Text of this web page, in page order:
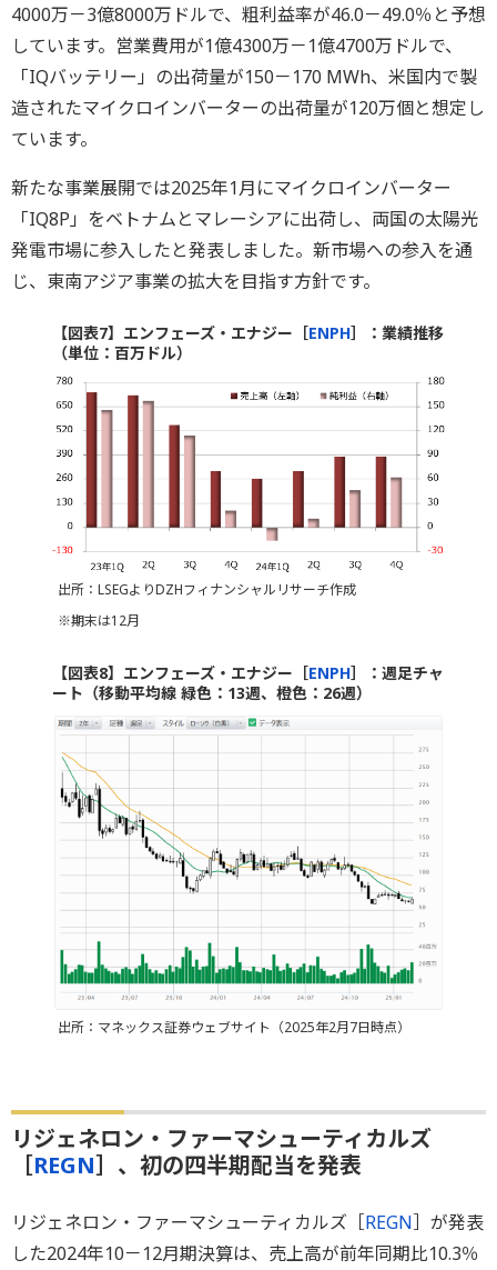
4000万－3億8000万ドルで、粗利益率が46.0－49.0％と予想
しています。営業費用が1億4300万－1億4700万ドルで、
「IQバッテリー」の出荷量が150－170 MWh、米国内で製
造されたマイクロインバーターの出荷量が120万個と想定し
ています。
新たな事業展開では2025年1月にマイクロインバーター
「IQ8P」をベトナムとマレーシアに出荷し、両国の太陽光
発電市場に参入したと発表しました。新市場への参入を通
じ、東南アジア事業の拡大を目指す方針です。
【図表7】エンフェーズ・エナジー［ENPH］：業績推移
（単位：百万ドル）
出所：LSEGよりDZHフィナンシャルリサーチ作成
※期末は12月
【図表8】エンフェーズ・エナジー［ENPH］：週足チャ
ート（移動平均線 緑色：13週、橙色：26週）
出所：マネックス証券ウェブサイト（2025年2月7日時点）
リジェネロン・ファーマシューティカルズ
［REGN］、初の四半期配当を発表
リジェネロン・ファーマシューティカルズ［REGN］が発表
した2024年10－12月期決算は、売上高が前年同期比10.3％